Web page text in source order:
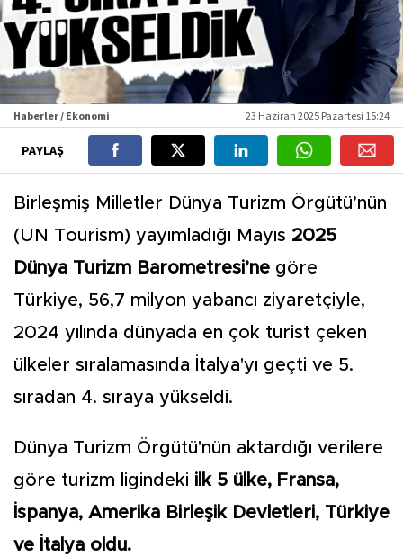
Haberler / Ekonomi 23 Haziran 2025 Pazartesi 15:24
PAYLAŞ
Birleşmiş Milletler Dünya Turizm Örgütü’nün
(UN Tourism) yayımladığı Mayıs 2025
Dünya Turizm Barometresi’ne göre
Türkiye, 56,7 milyon yabancı ziyaretçiyle,
2024 yılında dünyada en çok turist çeken
ülkeler sıralamasında İtalya'yı geçti ve 5.
sıradan 4. sıraya yükseldi.
Dünya Turizm Örgütü'nün aktardığı verilere
göre turizm ligindeki ilk 5 ülke, Fransa,
İspanya, Amerika Birleşik Devletleri, Türkiye
ve İtalya oldu.